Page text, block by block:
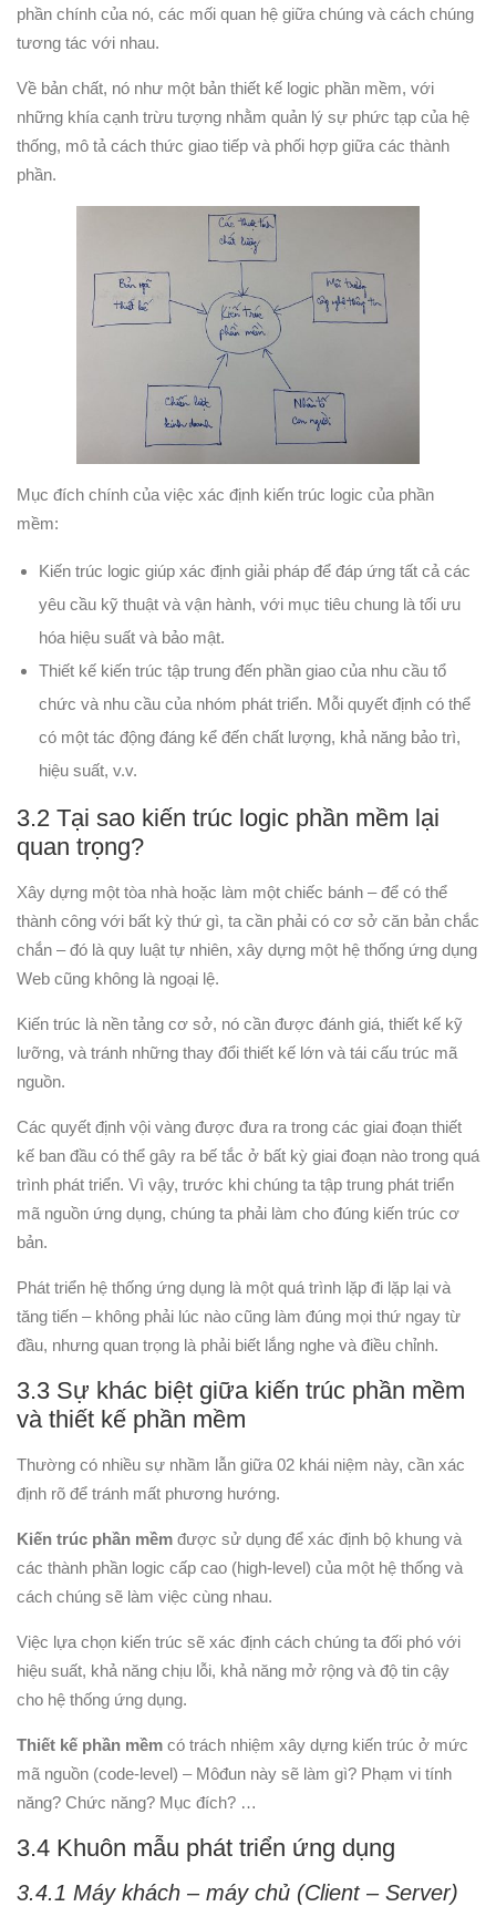
phần chính của nó, các mối quan hệ giữa chúng và cách chúng
tương tác với nhau.
Về bản chất, nó như một bản thiết kế logic phần mềm, với
những khía cạnh trừu tượng nhằm quản lý sự phức tạp của hệ
thống, mô tả cách thức giao tiếp và phối hợp giữa các thành
phần.
Mục đích chính của việc xác định kiến trúc logic của phần
mềm:
Kiến trúc logic giúp xác định giải pháp để đáp ứng tất cả các
yêu cầu kỹ thuật và vận hành, với mục tiêu chung là tối ưu
hóa hiệu suất và bảo mật.
Thiết kế kiến ​​trúc tập trung đến phần giao của nhu cầu tổ
chức và nhu cầu của nhóm phát triển. Mỗi quyết định có thể
có một tác động đáng kể đến chất lượng, khả năng bảo trì,
hiệu suất, v.v.
3.2 Tại sao kiến trúc logic phần mềm lại
quan trọng?
Xây dựng một tòa nhà hoặc làm một chiếc bánh – để có thể
thành công với bất kỳ thứ gì, ta cần phải có cơ sở căn bản chắc
chắn – đó là quy luật tự nhiên, xây dựng một hệ thống ứng dụng
Web cũng không là ngoại lệ.
Kiến trúc là nền tảng cơ sở, nó cần được đánh giá, thiết kế kỹ
lưỡng, và tránh những thay đổi thiết kế lớn và tái cấu trúc mã
nguồn.
Các quyết định vội vàng được đưa ra trong các giai đoạn thiết
kế ban đầu có thể gây ra bế tắc ở bất kỳ giai đoạn nào trong quá
trình phát triển. Vì vậy, trước khi chúng ta tập trung phát triển
mã nguồn ứng dụng, chúng ta phải làm cho đúng kiến ​​trúc cơ
bản.
Phát triển hệ thống ứng dụng là một quá trình lặp đi lặp lại và
tăng tiến – không phải lúc nào cũng làm đúng mọi thứ ngay từ
đầu, nhưng quan trọng là phải biết lắng nghe và điều chỉnh.
3.3 Sự khác biệt giữa kiến trúc phần mềm
và thiết kế phần mềm
Thường có nhiều sự nhầm lẫn giữa 02 khái niệm này, cần xác
định rõ để tránh mất phương hướng.
Kiến trúc phần mềm được sử dụng để xác định bộ khung và
các thành phần logic cấp cao (high-level) của một hệ thống và
cách chúng sẽ làm việc cùng nhau.
Việc lựa chọn kiến ​​trúc sẽ xác định cách chúng ta đối phó với
hiệu suất, khả năng chịu lỗi, khả năng mở rộng và độ tin cậy
cho hệ thống ứng dụng.
Thiết kế phần mềm có trách nhiệm xây dựng kiến trúc ở mức
mã nguồn (code-level) – Môđun này sẽ làm gì? Phạm vi tính
năng? Chức năng? Mục đích? …
3.4 Khuôn mẫu phát triển ứng dụng
3.4.1 Máy khách – máy chủ (Client – Server)